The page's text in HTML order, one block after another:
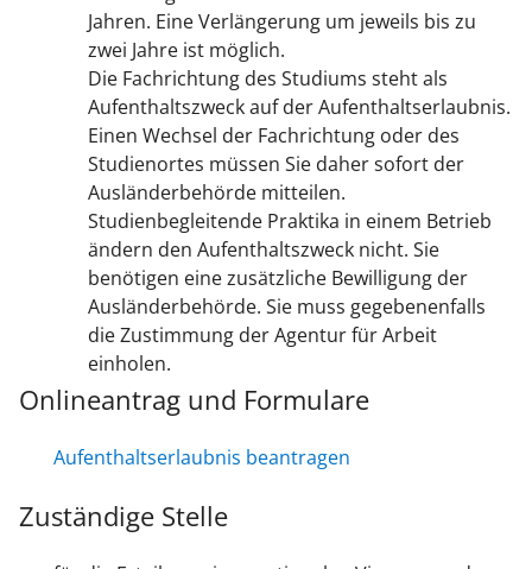
Jahren. Eine Verlängerung um jeweils bis zu
zwei Jahre ist möglich.
Die Fachrichtung des Studiums steht als
Aufenthaltszweck auf der Aufenthaltserlaubnis.
Einen Wechsel der Fachrichtung oder des
Studienortes müssen Sie daher sofort der
Ausländerbehörde mitteilen.
Studienbegleitende Praktika in einem Betrieb
ändern den Aufenthaltszweck nicht. Sie
benötigen eine zusätzliche Bewilligung der
Ausländerbehörde. Sie muss gegebenenfalls
die Zustimmung der Agentur für Arbeit
einholen.
Onlineantrag und Formulare
Aufenthaltserlaubnis beantragen
Zuständige Stelle